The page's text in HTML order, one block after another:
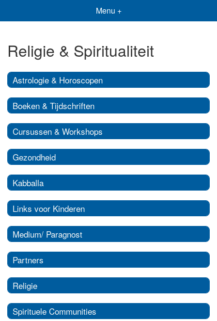
Menu +
Religie & Spiritualiteit
Astrologie & Horoscopen
Boeken & Tijdschriften
Cursussen & Workshops
Gezondheid
Kabballa
Links voor Kinderen
Medium/ Paragnost
Partners
Religie
Spirituele Communities